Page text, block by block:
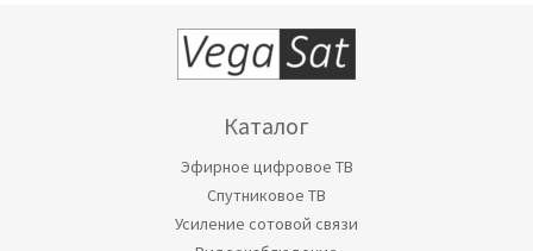
Каталог
Эфирное цифровое ТВ
Спутниковое ТВ
Усиление сотовой связи